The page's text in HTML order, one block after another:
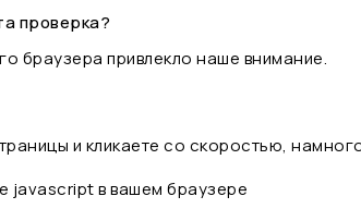
проверка?
браузера привлекло наше внимание.
и кликаете со скоростью,
javascript в вашем браузере